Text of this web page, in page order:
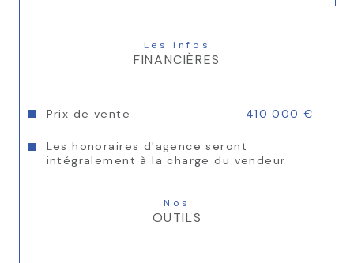
Les infos
FINANCIÈRES
Prix de vente 410 000 €
Les honoraires d'agence seront
intégralement à la charge du vendeur
Nos
OUTILS